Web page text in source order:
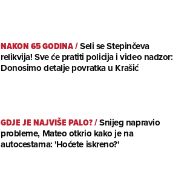
NAKON 65 GODINA/Seli se Stepinčeva
relikvija! Sve će pratiti policija i video nadzor:
Donosimo detalje povratka u Krašić
GDJE JE NAJVIŠE PALO?/Snijeg napravio
probleme, Mateo otkrio kako je na
autocestama: 'Hoćete iskreno?'